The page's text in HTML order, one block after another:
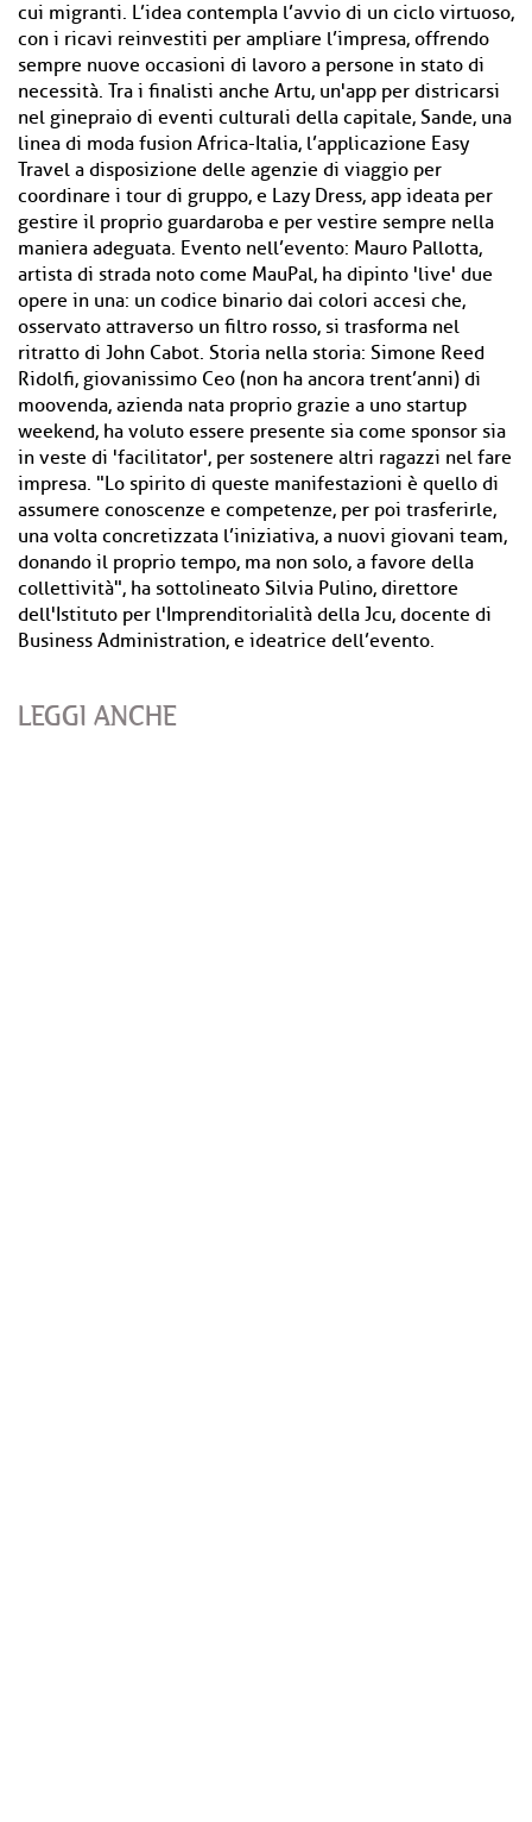
cui migranti. L’idea contempla l’avvio di un ciclo virtuoso,
con i ricavi reinvestiti per ampliare l’impresa, offrendo
sempre nuove occasioni di lavoro a persone in stato di
necessità. Tra i finalisti anche Artu, un'app per districarsi
nel ginepraio di eventi culturali della capitale, Sande, una
linea di moda fusion Africa-Italia, l’applicazione Easy
Travel a disposizione delle agenzie di viaggio per
coordinare i tour di gruppo, e Lazy Dress, app ideata per
gestire il proprio guardaroba e per vestire sempre nella
maniera adeguata. Evento nell’evento: Mauro Pallotta,
artista di strada noto come MauPal, ha dipinto 'live' due
opere in una: un codice binario dai colori accesi che,
osservato attraverso un filtro rosso, si trasforma nel
ritratto di John Cabot. Storia nella storia: Simone Reed
Ridolfi, giovanissimo Ceo (non ha ancora trent’anni) di
moovenda, azienda nata proprio grazie a uno startup
weekend, ha voluto essere presente sia come sponsor sia
in veste di 'facilitator', per sostenere altri ragazzi nel fare
impresa. "Lo spirito di queste manifestazioni è quello di
assumere conoscenze e competenze, per poi trasferirle,
una volta concretizzata l’iniziativa, a nuovi giovani team,
donando il proprio tempo, ma non solo, a favore della
collettività", ha sottolineato Silvia Pulino, direttore
dell'Istituto per l'Imprenditorialità della Jcu, docente di
Business Administration, e ideatrice dell’evento.
LEGGI ANCHE